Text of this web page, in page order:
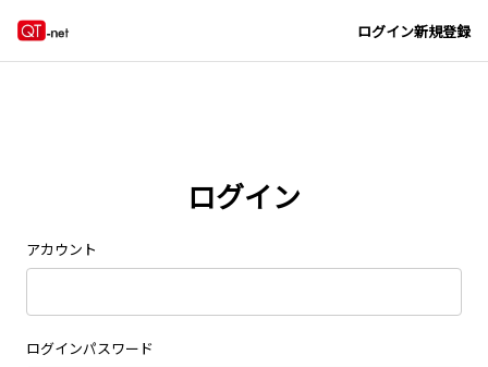
ログイン新規登録
ログイン
アカウント
ログインパスワード